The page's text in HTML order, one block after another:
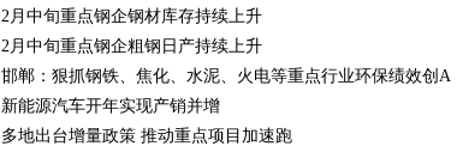
2月中旬重点钢企钢材库存持续上升
2月中旬重点钢企粗钢日产持续上升
邯郸：狠抓钢铁、焦化、水泥、火电等重点行业环保绩效创A
新能源汽车开年实现产销并增
多地出台增量政策 推动重点项目加速跑